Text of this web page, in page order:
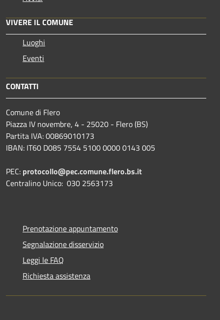
VIVERE IL COMUNE
Luoghi
Eventi
CONTATTI
Comune di Flero
Piazza IV novembre, 4 - 25020 - Flero (BS)
Partita IVA: 00869010173
IBAN: IT60 D085 7554 5100 0000 0143 005
PEC: protocollo@pec.comune.flero.bs.it
Centralino Unico: 030 2563173
Prenotazione appuntamento
Segnalazione disservizio
Leggi le FAQ
Richiesta assistenza